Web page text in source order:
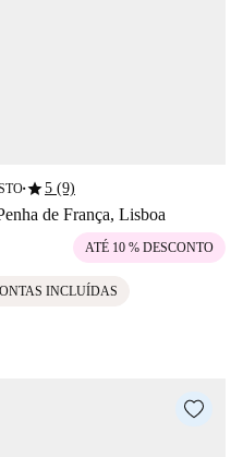
■star5 (9)
de França, Lisboa
ATÉ 10 % DESCONTO
INCLUÍDAS